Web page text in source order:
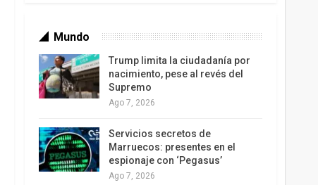
Mundo
Trump limita la ciudadanía por
nacimiento, pese al revés del
Supremo
Ago 7, 2026
Servicios secretos de
Marruecos: presentes en el
espionaje con ‘Pegasus’
Ago 7, 2026